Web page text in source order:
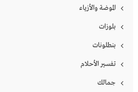
الموضة والأزياء
بلوزات
بنطلونات
تفسير الأحلام
جمالك